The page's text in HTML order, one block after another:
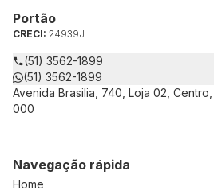
Portão
CRECI: 24939J
(51) 3562-1899
(51) 3562-1899
Avenida Brasilia, 740, Loja 02,
000
Navegação rápida
Home